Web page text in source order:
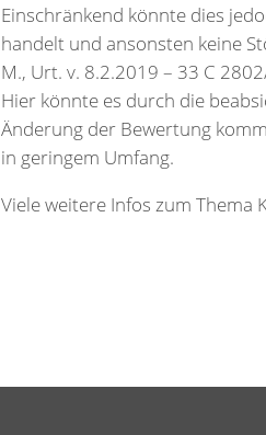
Einschränkend könnte dies
handelt und ansonsten keine
M., Urt. v. 8.2.2019 – 33 C
Hier könnte es durch die
Änderung der Bewertung
in geringem Umfang.
Viele weitere Infos zum